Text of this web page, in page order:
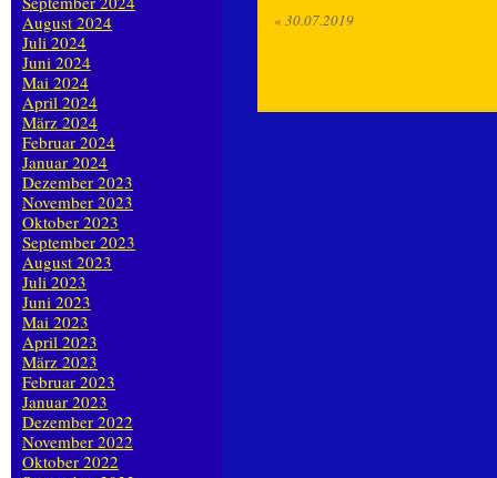
« 30.07.2019
August 2024
Juli 2024
Juni 2024
Mai 2024
April 2024
März 2024
Februar 2024
Januar 2024
Dezember 2023
November 2023
Oktober 2023
September 2023
August 2023
Juli 2023
Juni 2023
Mai 2023
April 2023
März 2023
Februar 2023
Januar 2023
Dezember 2022
November 2022
Oktober 2022